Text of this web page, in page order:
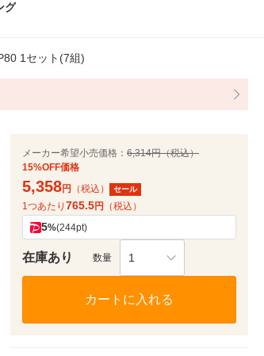
グ
1セット(7組)
メーカー希望小売価格： 6,314円（税込）
15%OFF価格
5,358円 （税込） セール
1つあたり 765.5円 （税込）
5%(244pt)
在庫あり 数量 1
カートに入れる